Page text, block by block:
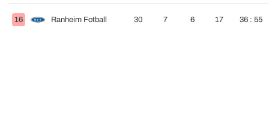
16 Ranheim Fotball 30 7 6 17 36 : 55